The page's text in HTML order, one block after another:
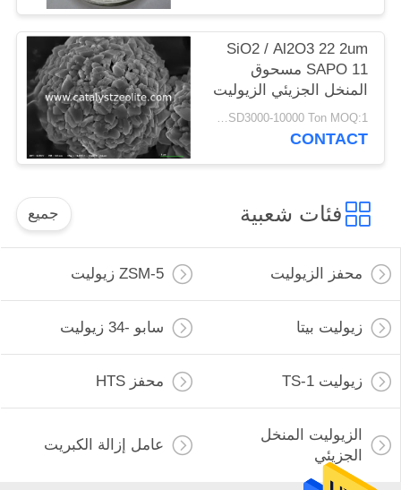
SiO2 / Al2O3 22 2um
SAPO 11 مسحوق
المنخل الجزيئي الزيوليت
USD3000-10000 Ton MOQ:1 كغم
CONTACT
فئات شعبية جميع
محفز الزيوليت ZSM-5 زيوليت
زيوليت بيتا سابو -34 زيوليت
زيوليت TS-1 محفز HTS
الزيوليت المنخل
الجزيئي
عامل إزالة الكبريت